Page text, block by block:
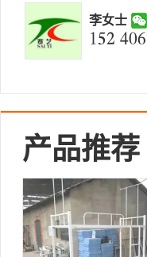
李女士
𐃌𐃍𐃎
产品推荐